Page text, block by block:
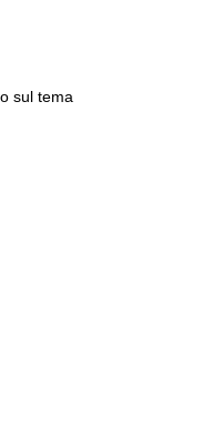
sul tema